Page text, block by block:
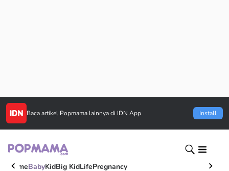
Baca artikel Popmama lainnya di IDN App Install
HomeBabyKidBig KidLifePregnancy